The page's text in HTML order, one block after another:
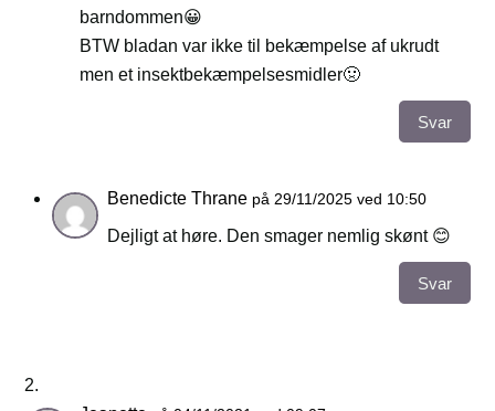
barndommen😀
BTW bladan var ikke til bekæmpelse af ukrudt
men et insektbekæmpelsesmidler🤢
Svar
Benedicte Thrane på 29/11/2025 ved 10:50
Dejligt at høre. Den smager nemlig skønt 😊
Svar